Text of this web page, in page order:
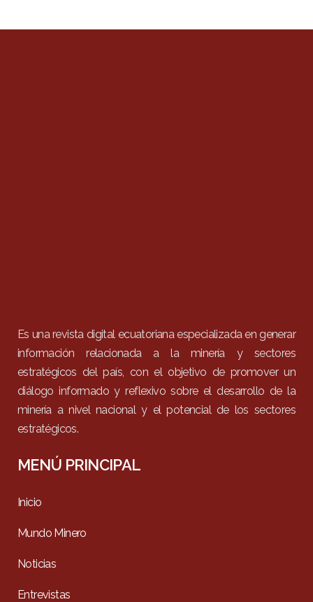
Es una revista digital ecuatoriana especializada en generar
información relacionada a la minería y sectores
estratégicos del país, con el objetivo de promover un
diálogo informado y reflexivo sobre el desarrollo de la
minería a nivel nacional y el potencial de los sectores
estratégicos.
MENÚ PRINCIPAL
Inicio
Mundo Minero
Noticias
Entrevistas